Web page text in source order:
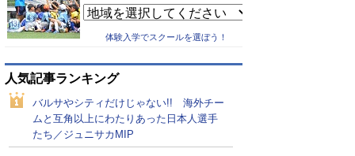
体験入学でスクールを選ぼう！
人気記事ランキング
バルサやシティだけじゃない!! 海外チー
ムと互角以上にわたりあった日本人選手
たち／ジュニサカMIP